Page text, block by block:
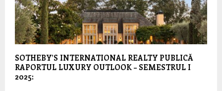
SOTHEBY’S INTERNATIONAL REALTY PUBLICĂ
RAPORTUL LUXURY OUTLOOK – SEMESTRUL I
2025: